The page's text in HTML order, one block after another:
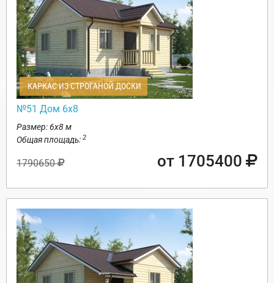
КАРКАС ИЗ СТРОГАНОЙ ДОСКИ
№51 Дом 6х8
Размер: 6х8 м
Общая площадь: 2
1790650 от 1705400